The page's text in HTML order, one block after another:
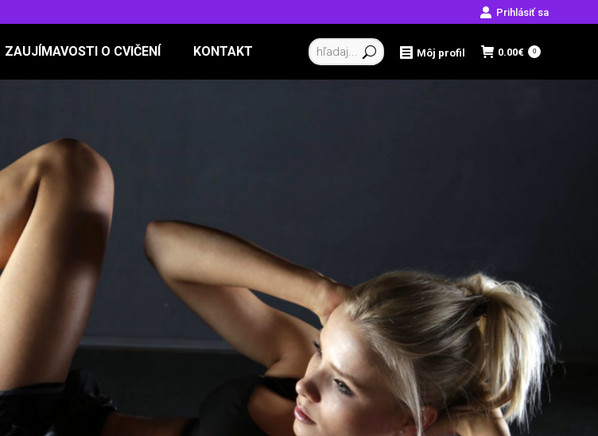
Prihlásiť sa
ZAUJÍMAVOSTI O CVIČENÍ KONTAKT Vyhľadávanie: Môj profil 0.00€ 0